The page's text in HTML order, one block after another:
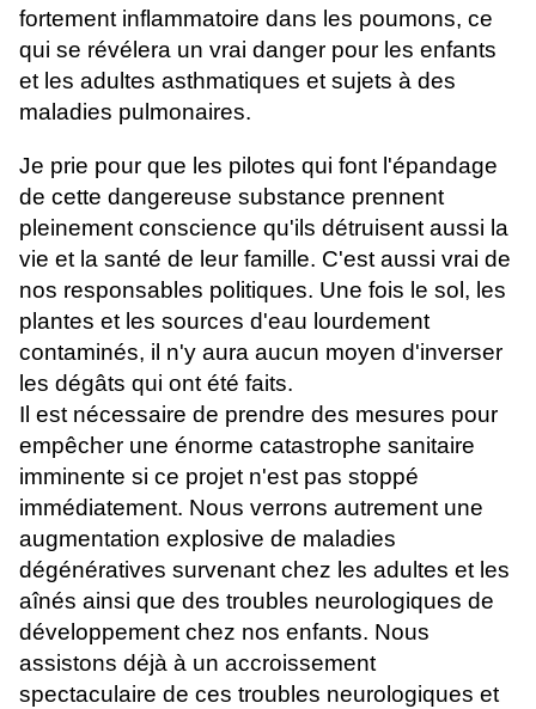
fortement inflammatoire dans les poumons, ce
qui se révélera un vrai danger pour les enfants
et les adultes asthmatiques et sujets à des
maladies pulmonaires.
Je prie pour que les pilotes qui font l'épandage
de cette dangereuse substance prennent
pleinement conscience qu'ils détruisent aussi la
vie et la santé de leur famille. C'est aussi vrai de
nos responsables politiques. Une fois le sol, les
plantes et les sources d'eau lourdement
contaminés, il n'y aura aucun moyen d'inverser
les dégâts qui ont été faits.
Il est nécessaire de prendre des mesures pour
empêcher une énorme catastrophe sanitaire
imminente si ce projet n'est pas stoppé
immédiatement. Nous verrons autrement une
augmentation explosive de maladies
dégénératives survenant chez les adultes et les
aînés ainsi que des troubles neurologiques de
développement chez nos enfants. Nous
assistons déjà à un accroissement
spectaculaire de ces troubles neurologiques et